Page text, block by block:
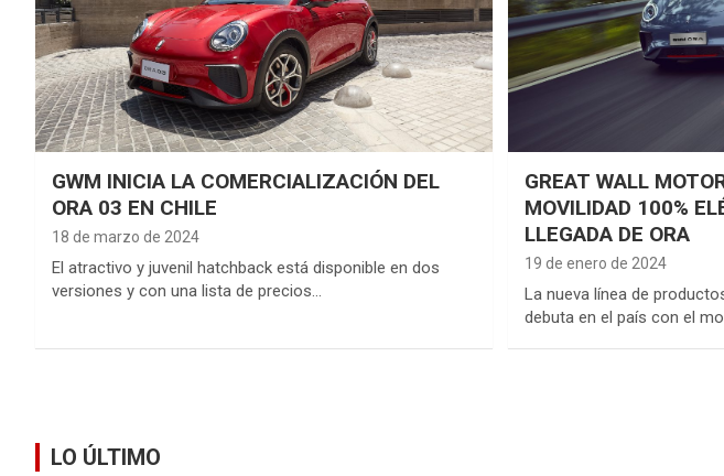
GWM INICIA LA COMERCIALIZACIÓN DEL
ORA 03 EN CHILE
18 de marzo de 2024
El atractivo y juvenil hatchback está disponible en dos
versiones y con una lista de precios…
GREAT WALL
MOVILIDAD 100%
LLEGADA DE ORA
19 de enero de 2024
La nueva línea de
debuta en el país con el
LO ÚLTIMO